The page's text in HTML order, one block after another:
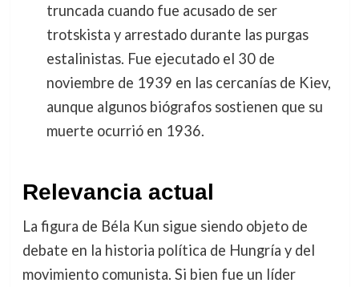
truncada cuando fue acusado de ser
trotskista y arrestado durante las purgas
estalinistas. Fue ejecutado el 30 de
noviembre de 1939 en las cercanías de Kiev,
aunque algunos biógrafos sostienen que su
muerte ocurrió en 1936.
Relevancia actual
La figura de Béla Kun sigue siendo objeto de
debate en la historia política de Hungría y del
movimiento comunista. Si bien fue un líder